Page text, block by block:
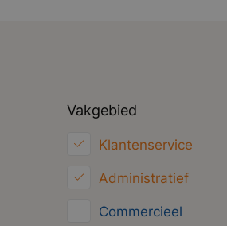
Vakgebied
Klantenservice
Administratief
Commercieel